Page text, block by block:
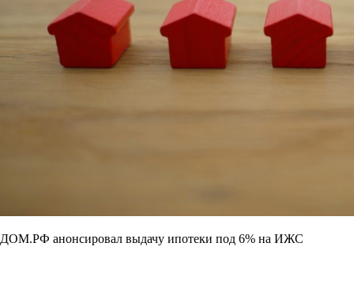
ДОМ.РФ анонсировал выдачу ипотеки под 6% на ИЖС